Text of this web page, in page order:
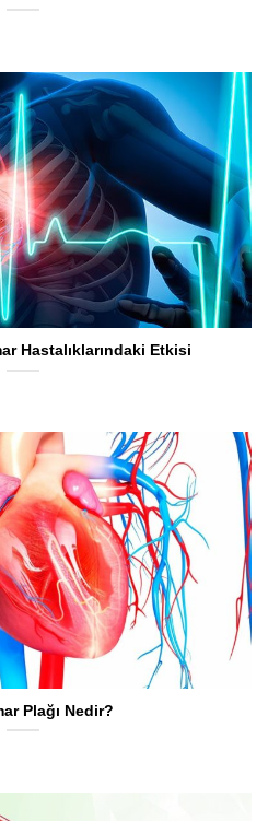
Hastalıklarındaki Etkisi
Plağı Nedir?